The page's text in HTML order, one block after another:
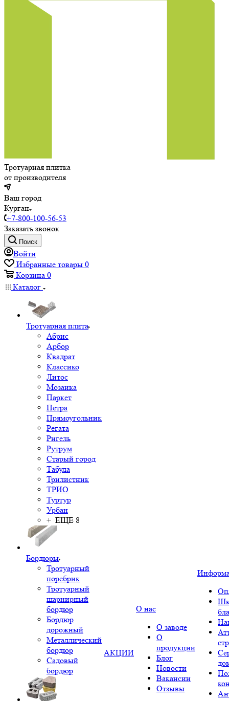
Тротуарная плитка
от производителя
Ваш город
Курган
+7-800-100-56-53
Заказать звонок
Поиск
Войти
Избранные товары 0
Корзина 0
Каталог
Тротуарная плита
Абрис
Арбор
Квадрат
Классико
Литос
Мозаика
Паркет
Петра
Прямоугольник
Регата
Ригель
Рутрум
Старый город
Табула
Трилистник
ТРИО
Туртур
Урбан
+ ЕЩЕ 8
Бордюры
Тротуарный
поребрик
Тротуарный
шарнирный
бордюр
Бордюр
дорожный
Металлический
бордюр
Садовый
бордюр
АКЦИИ
О нас
О заводе
О
продукции
Блог
Новости
Вакансии
Отзывы